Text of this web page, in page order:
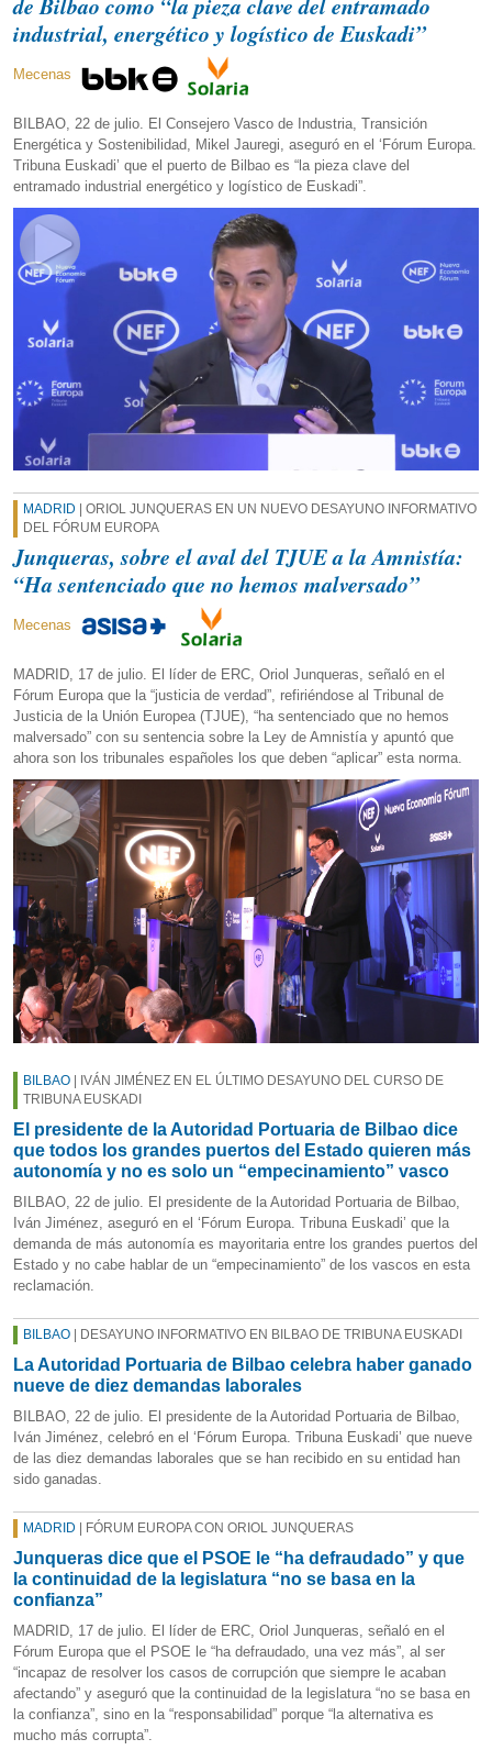
BILBAO | IVÁN JIMÉNEZ EN EL ÚLTIMO DESAYUNO DEL CURSO DE
TRIBUNA EUSKADI
El presidente de la Autoridad Portuaria de Bilbao dice
que todos los grandes puertos del Estado quieren más
autonomía y no es solo un “empecinamiento” vasco
BILBAO, 22 de julio. El presidente de la Autoridad Portuaria de Bilbao,
Iván Jiménez, aseguró en el ‘Fórum Europa. Tribuna Euskadi’ que la
demanda de más autonomía es mayoritaria entre los grandes puertos del
Estado y no cabe hablar de un “empecinamiento” de los vascos en esta
reclamación.
BILBAO | DESAYUNO INFORMATIVO EN BILBAO DE TRIBUNA EUSKADI
La Autoridad Portuaria de Bilbao celebra haber ganado
nueve de diez demandas laborales
BILBAO, 22 de julio. El presidente de la Autoridad Portuaria de Bilbao,
Iván Jiménez, celebró en el ‘Fórum Europa. Tribuna Euskadi’ que nueve
de las diez demandas laborales que se han recibido en su entidad han
sido ganadas.
MADRID | FÓRUM EUROPA CON ORIOL JUNQUERAS
Junqueras dice que el PSOE le “ha defraudado” y que
la continuidad de la legislatura “no se basa en la
confianza”
MADRID, 17 de julio. El líder de ERC, Oriol Junqueras, señaló en el
Fórum Europa que el PSOE le “ha defraudado, una vez más”, al ser
“incapaz de resolver los casos de corrupción que siempre le acaban
afectando” y aseguró que la continuidad de la legislatura “no se basa en
la confianza”, sino en la “responsabilidad” porque “la alternativa es
mucho más corrupta”.
industrial, energético y logístico de Euskadi”
Mecenas
BILBAO, 22 de julio. El Consejero Vasco de Industria, Transición
Energética y Sostenibilidad, Mikel Jauregi, aseguró en el ‘Fórum Europa.
Tribuna Euskadi’ que el puerto de Bilbao es “la pieza clave del
entramado industrial energético y logístico de Euskadi”.
MADRID | ORIOL JUNQUERAS EN UN NUEVO DESAYUNO INFORMATIVO
DEL FÓRUM EUROPA
Junqueras, sobre el aval del TJUE a la Amnistía:
“Ha sentenciado que no hemos malversado”
Mecenas
MADRID, 17 de julio. El líder de ERC, Oriol Junqueras, señaló en el
Fórum Europa que la “justicia de verdad”, refiriéndose al Tribunal de
Justicia de la Unión Europea (TJUE), “ha sentenciado que no hemos
malversado” con su sentencia sobre la Ley de Amnistía y apuntó que
ahora son los tribunales españoles los que deben “aplicar” esta norma.